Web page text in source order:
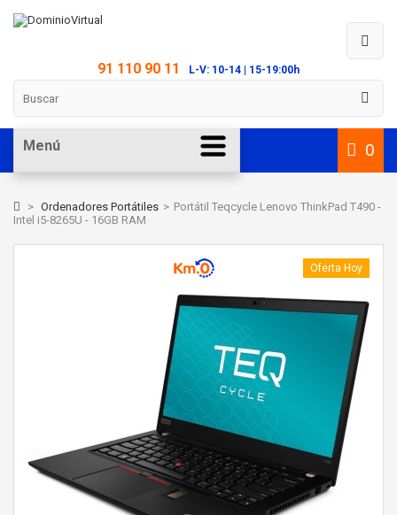
91 110 90 11 L-V: 10-14 | 15-19:00h
0
Menú
> Ordenadores Portátiles > Portátil Teqcycle Lenovo ThinkPad T490 -
Intel i5-8265U - 16GB RAM
Oferta Hoy